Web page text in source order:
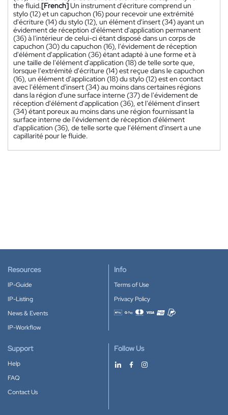
the fluid.[French]Un instrument d'écriture comprend un
stylo (12) et un capuchon (16) pour recevoir une extrémité
d'écriture (14) du stylo (12), un élément d'insert (34) ayant un
évidement de réception d'élément d'application permanent
(36) à l'intérieur de celui-ci étant disposé dans un corps de
capuchon (30) du capuchon (16), l'évidement de réception
d'élément d'application (36) étant adapté à une forme et à
une taille de l'élément d'application (18) de telle sorte que,
lorsque l'extrémité d'écriture (14) est reçue dans le capuchon
(16), un élément d'application (18) du stylo (12) est en contact
avec l'élément d'insert (34) au moins dans certaines régions
dans la région d'une surface interne (37) de l'évidement de
réception d'élément d'application (36), et l'élément d'insert
(34) étant poreux au moins dans une région fournissant la
surface interne de l'évidement de réception d'élément
d'application (36), de telle sorte que l'élément d'insert a une
capillarité pour le fluide.
Resources
IP-Guide
IP-Listing
News & Events
IP-Workflow
Info
Terms of Use
Privacy Policy
Accepted payment methods
Support
Help
FAQ
Contact Us
Follow Us